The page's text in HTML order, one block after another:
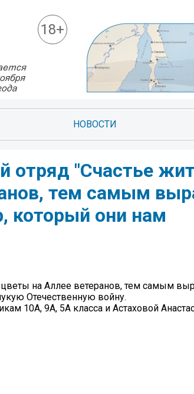
18+
НОВОСТИ
отряд "Счастье
тем самым
который они нам
на Аллее ветеранов, тем самым
Отечественную войну.
10А, 9А, 5А класса и Астаховой